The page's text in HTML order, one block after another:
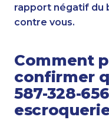
rapport négatif du
contre vous.
Comment
confirmer
587-328-